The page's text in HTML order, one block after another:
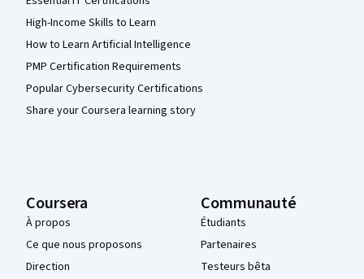
High-Income Skills to Learn
How to Learn Artificial Intelligence
PMP Certification Requirements
Popular Cybersecurity Certifications
Share your Coursera learning story
Coursera
À propos
Ce que nous proposons
Direction
Communauté
Étudiants
Partenaires
Testeurs bêta